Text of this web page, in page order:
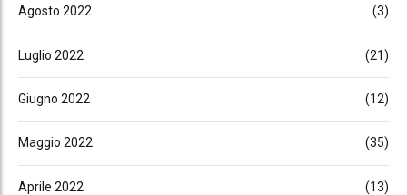
Agosto 2022 (3)
Luglio 2022 (21)
Giugno 2022 (12)
Maggio 2022 (35)
Aprile 2022 (13)